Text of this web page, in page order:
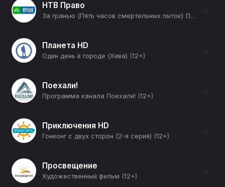
НТВ Право
За гранью (Пять часов смертельных пыток) (12+)
☆
Планета HD
Один день в городе (Хива) (12+)
☆
Поехали!
Программа канала Поехали! (12+)
☆
Приключения HD
Гонконг с двух сторон (2-я серия) (12+)
☆
Просвещение
Художественный фильм (12+)
☆